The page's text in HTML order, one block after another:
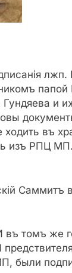
и
въ
изъ РПЦ
въ томъ же
были